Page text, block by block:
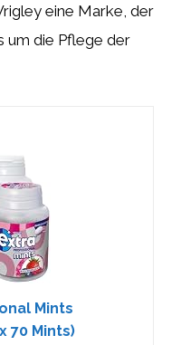
eine Marke, der
um die Pflege der
Mints
70 Mints)